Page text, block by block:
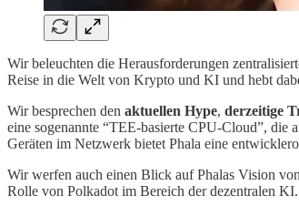
Wir beleuchten die Herausforderungen
Reise in die Welt von Krypto und KI und hebt
Wir besprechen den aktuellen Hype, derzeitige
eine sogenannte “TEE-basierte CPU-Cloud”,
Geräten im Netzwerk bietet Phala eine
Wir werfen auch einen Blick auf Phalas Vision
Rolle von Polkadot im Bereich der dezentralen KI.